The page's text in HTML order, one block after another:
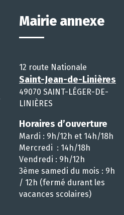
Mairie annexe
12 route Nationale
Saint-Jean-de-Linières
49070 SAINT-LÉGER-DE-
LINIÈRES
Horaires d’ouverture
Mardi : 9h/12h et 14h/18h
Mercredi : 14h/18h
Vendredi : 9h/12h
3ème samedi du mois : 9h
/ 12h (fermé durant les
vacances scolaires)